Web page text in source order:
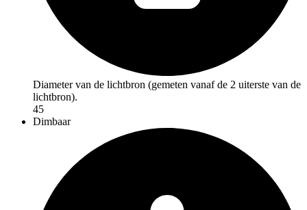
Diameter van de lichtbron (gemeten vanaf de 2 uiterste van de
lichtbron).
45
Dimbaar